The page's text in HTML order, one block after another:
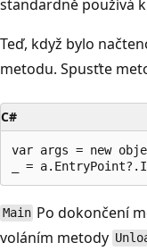
standardně používá
Teď, když bylo
metodu. Spusťte
C#
var args = new
Main Po dokončení
voláním metody